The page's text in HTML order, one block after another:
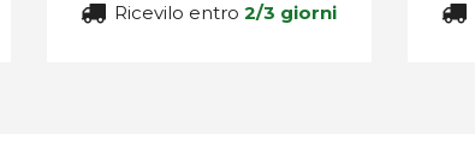
Ricevilo entro2/3 giorni